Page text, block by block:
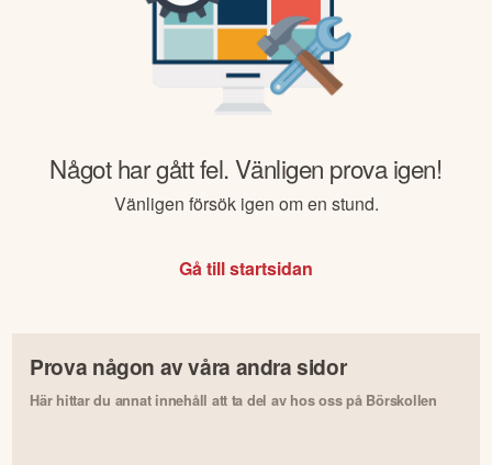
Något har gått fel. Vänligen prova igen!
Vänligen försök igen om en stund.
Gå till startsidan
Prova någon av våra andra sidor
Här hittar du annat innehåll att ta del av hos oss på Börskollen